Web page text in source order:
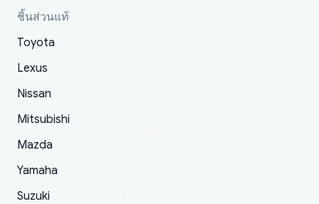
parcel was lost somewhere within the U.S.
replacement order was shipped and received.
The only reason for giving them 4 stars instead
order.
had troubles on my previous orders but they
and giving me updates.
toyota!.
ชิ้นส่วนแท้
Toyota
Lexus
Nissan
Mitsubishi
Mazda
Yamaha
Suzuki